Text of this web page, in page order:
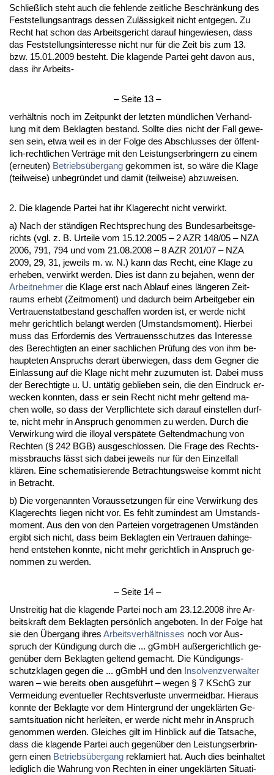
Sch­ließlich steht auch die feh­len­de zeit­li­che Be­schränkung des
Fest­stel­lungs­an­trags des­sen Zulässig­keit nicht ent­ge­gen. Zu
Recht hat schon das Ar­beits­ge­richt dar­auf hin­ge­wie­sen, dass
das Fest­stel­lungs­in­ter­es­se nicht nur für die Zeit bis zum 13.
bzw. 15.01.2009 be­steht. Die kla­gen­de Par­tei geht da­von aus,
dass ihr Ar­beits-
– Sei­te 13 –
verhält­nis noch im Zeit­punkt der letz­ten münd­li­chen Ver­hand­
lung mit dem Be­klag­ten be­stand. Soll­te dies nicht der Fall ge­we­
sen sein, et­wa weil es in der Fol­ge des Ab­schlus­ses der öffent­
lich-recht­li­chen Verträge mit den Leis­tungs­er­brin­gern zu ei­nem
(er­neu­ten) Be­triebsüber­gang ge­kom­men ist, so wäre die Kla­ge
(teil­wei­se) un­be­gründet und da­mit (teil­wei­se) ab­zu­wei­sen.
2. Die kla­gen­de Par­tei hat ihr Kla­ge­recht nicht ver­wirkt.
a) Nach der ständi­gen Recht­spre­chung des Bun­des­ar­beits­ge­
richts (vgl. z. B. Ur­tei­le vom 15.12.2005 – 2 AZR 148/05 – NZA
2006, 791, 794 und vom 21.08.2008 – 8 AZR 201/07 – NZA
2009, 29, 31, je­weils m. w. N.) kann das Recht, ei­ne Kla­ge zu
er­he­ben, ver­wirkt wer­den. Dies ist dann zu be­ja­hen, wenn der
Ar­beit­neh­mer die Kla­ge erst nach Ab­lauf ei­nes länge­ren Zeit­
raums er­hebt (Zeit­mo­ment) und da­durch beim Ar­beit­ge­ber ein
Ver­trau­en­stat­be­stand ge­schaf­fen wor­den ist, er wer­de nicht
mehr ge­richt­lich be­langt wer­den (Um­stands­mo­ment). Hier­bei
muss das Er­for­der­nis des Ver­trau­ens­schut­zes das In­ter­es­se
des Be­rech­tig­ten an ei­ner sach­li­chen Prüfung des von ihm be­
haup­te­ten An­spruchs der­art über­wie­gen, dass dem Geg­ner die
Ein­las­sung auf die Kla­ge nicht mehr zu­zu­mu­ten ist. Da­bei muss
der Be­rech­tig­te u. U. untätig ge­blie­ben sein, die den Ein­druck er­
we­cken konn­ten, dass er sein Recht nicht mehr gel­tend ma­
chen wol­le, so dass der Ver­pflich­te­te sich dar­auf ein­stel­len durf­
te, nicht mehr in An­spruch ge­nom­men zu wer­den. Durch die
Ver­wir­kung wird die il­loy­al ver­späte­te Gel­tend­ma­chung von
Rech­ten (§ 242 BGB) aus­ge­schlos­sen. Die Fra­ge des Rechts­
miss­brauchs lässt sich da­bei je­weils nur für den Ein­zel­fall
klären. Ei­ne sche­ma­ti­sie­ren­de Be­trach­tungs­wei­se kommt nicht
in Be­tracht.
b) Die vor­ge­nann­ten Vor­aus­set­zun­gen für ei­ne Ver­wir­kung des
Kla­ge­rechts lie­gen nicht vor. Es fehlt zu­min­dest am Um­stands­
mo­ment. Aus den von den Par­tei­en vor­ge­tra­ge­nen Umständen
er­gibt sich nicht, dass beim Be­klag­ten ein Ver­trau­en da­hin­ge­
hend ent­ste­hen konn­te, nicht mehr ge­richt­lich in An­spruch ge­
nom­men zu wer­den.
– Sei­te 14 –
Un­strei­tig hat die kla­gen­de Par­tei noch am 23.12.2008 ih­re Ar­
beits­kraft dem Be­klag­ten persönlich an­ge­bo­ten. In der Fol­ge hat
sie den Über­gang ih­res Ar­beits­verhält­nis­ses noch vor Aus­
spruch der Kündi­gung durch die ... gGmbH außer­ge­richt­lich ge­
genüber dem Be­klag­ten gel­tend ge­macht. Die Kündi­gungs­
schutz­kla­gen ge­gen die ... gGmbH und den In­sol­venz­ver­wal­ter
wa­ren – wie be­reits oben aus­geführt – we­gen § 7 KSchG zur
Ver­mei­dung even­tu­el­ler Rechts­ver­lus­te un­ver­meid­bar. Hier­aus
konn­te der Be­klag­te vor dem Hin­ter­grund der un­geklärten Ge­
samt­si­tua­ti­on nicht her­lei­ten, er wer­de nicht mehr in An­spruch
ge­nom­men wer­den. Glei­ches gilt im Hin­blick auf die Tat­sa­che,
dass die kla­gen­de Par­tei auch ge­genüber den Leis­tungs­er­brin­
gern ei­nen Be­triebsüber­gang re­kla­miert hat. Auch dies be­inhal­tet
le­dig­lich die Wah­rung von Rech­ten in ei­ner un­geklärten Si­tua­ti­